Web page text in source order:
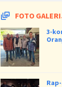
FOTO
3-